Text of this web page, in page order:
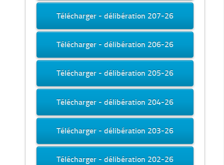
Télécharger - délibération 207-26
Télécharger - délibération 206-26
Télécharger - délibération 205-26
Télécharger - délibération 204-26
Télécharger - délibération 203-26
Télécharger - délibération 202-26